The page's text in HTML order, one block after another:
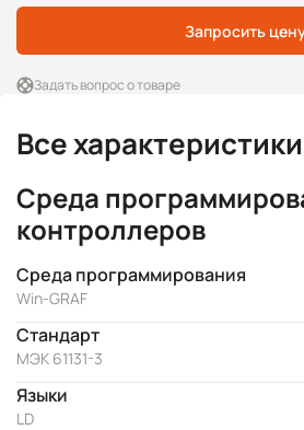
Запросить
Задать вопрос о товаре
Все характеристики
Среда
контроллеров
Среда программирования
Win-GRAF
Стандарт
МЭК 61131-3
Языки
LD